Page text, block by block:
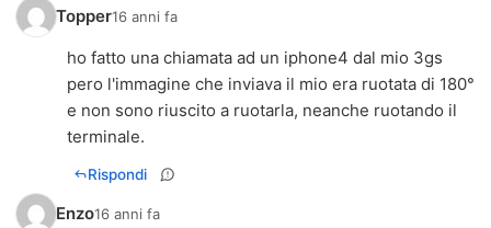
Topper16 anni fa
ho fatto una chiamata ad un iphone4 dal mio 3gs
pero l'immagine che inviava il mio era ruotata di 180°
e non sono riuscito a ruotarla, neanche ruotando il
terminale.
Rispondi
Enzo16 anni fa